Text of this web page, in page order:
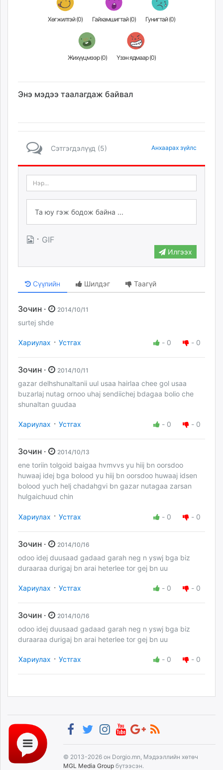
Хөгжилтэй (0) Гайхамшигтай (0) Гунигтай (0)
Жихүүцмээр (0) Үзэн ядмаар (0)
Энэ мэдээ таалагдаж байвал
Сэтгэгдэлүүд (5) Анхаарах зүйлс
· GIF
Илгээх
Сүүлийн Шилдэг Таагүй
Зочин · 2014/10/11
surtej shde
Хариулах · Устгах - 0 - 0
Зочин · 2014/10/11
gazar delhshunaltanii uul usaa hairlaa chee gol usaa
buzarlaj nutag ornoo uhaj sendiichej bdagaa bolio che
shunaltan guudaa
Хариулах · Устгах - 0 - 0
Зочин · 2014/10/13
ene toriin tolgoid baigaa hvmvvs yu hiij bn oorsdoo
huwaaj idej bga bolood yu hiij bn oorsdoo huwaaj idsen
bolood yuch helj chadahgvi bn gazar nutagaa zarsan
hulgaichuud chin
Хариулах · Устгах - 0 - 0
Зочин · 2014/10/16
odoo idej duusaad gadaad garah neg n yswj bga biz
duraaraa durigaj bn arai heterlee tor gej bn uu
Хариулах · Устгах - 0 - 0
Зочин · 2014/10/16
odoo idej duusaad gadaad garah neg n yswj bga biz
duraaraa durigaj bn arai heterlee tor gej bn uu
Хариулах · Устгах - 0 - 0
© 2013-2026 он Dorgio.mn, Мэдээллийн хөтөч
MGL Media Group бүтээсэн.